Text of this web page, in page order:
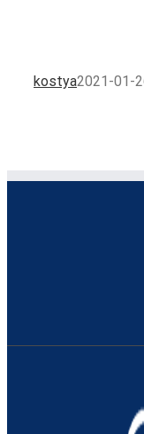
kostya2021-01-